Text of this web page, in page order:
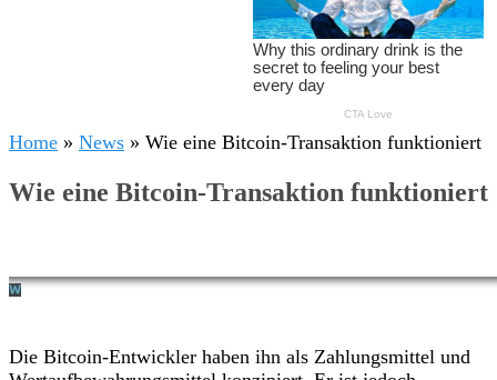
Home » News » Wie eine Bitcoin-Transaktion funktioniert
Wie eine Bitcoin-Transaktion funktioniert
Die Bitcoin-Entwickler haben ihn als Zahlungsmittel und